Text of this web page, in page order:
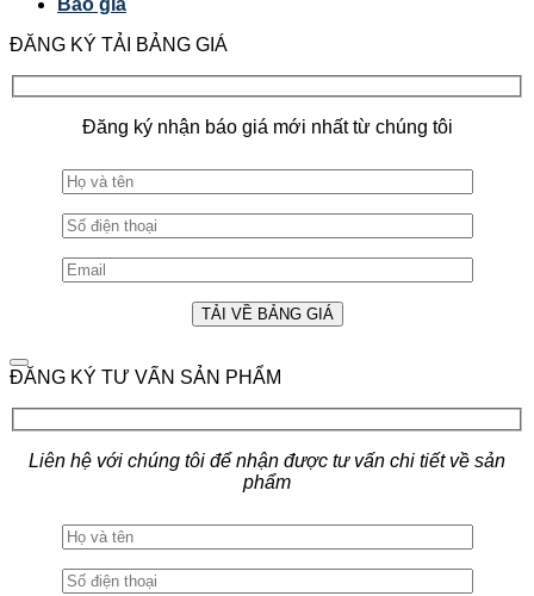
ĐĂNG KÝ TẢI BẢNG GIÁ
Đăng ký nhận báo giá mới nhất từ chúng tôi
ĐĂNG KÝ TƯ VẤN SẢN PHẨM
Liên hệ với chúng tôi để nhận được tư vấn chi tiết về sản
phẩm